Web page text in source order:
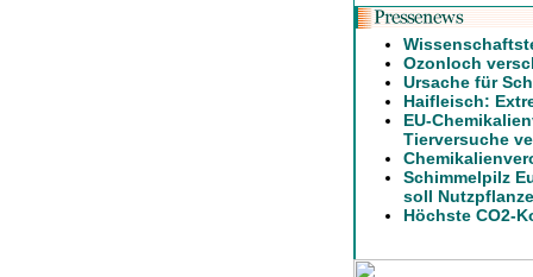
Ozonloch
Ursache für
Haifleisch:
EU-
Tierversuche
Schimmelpilz
soll
Höchste CO2-